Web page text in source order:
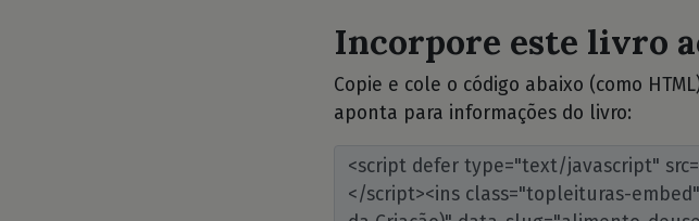
Incorpore este livro
Copie e cole o código abaixo (como
aponta para informações do livro: